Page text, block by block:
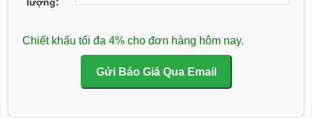
Chiết khấu tối đa 4% cho đơn hàng hôm nay.
Gửi Báo Giá Qua Email